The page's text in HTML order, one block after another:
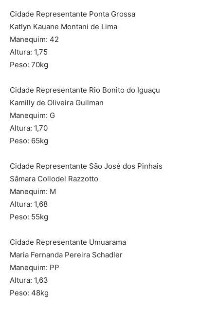
Cidade Representante Ponta Grossa
Katlyn Kauane Montani de Lima
Manequim: 42
Altura: 1,75
Peso: 70kg
Cidade Representante Rio Bonito do Iguaçu
Kamilly de Oliveira Guilman
Manequim: G
Altura: 1,70
Peso: 65kg
Cidade Representante São José dos Pinhais
Sâmara Collodel Razzotto
Manequim: M
Altura: 1,68
Peso: 55kg
Cidade Representante Umuarama
Maria Fernanda Pereira Schadler
Manequim: PP
Altura: 1,63
Peso: 48kg